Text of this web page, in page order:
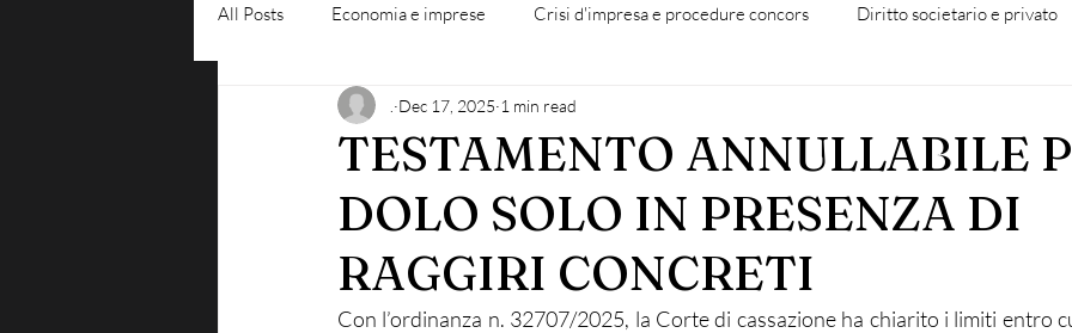
All Posts Economia e imprese Crisi d'impresa e procedure concors Diritto societario e privato
Diritto del lavoro Blog - liquidità aziendale
TESTAMENTO ANNULLABILE
DOLO SOLO IN PRESENZA DI
RAGGIRI CONCRETI
Dec 17, 2025 1 min read
Con l’ordinanza n. 32707/2025, la Corte di cassazione ha chiarito i limiti entro